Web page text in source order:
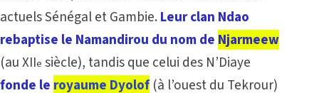
actuels Sénégal et Gambie. Leur clan Ndao
rebaptise le Namandirou du nom de Njarmeew
(au XIIe siècle), tandis que celui des N’Diaye
fonde le royaume Dyolof(à l’ouest du Tekrour)